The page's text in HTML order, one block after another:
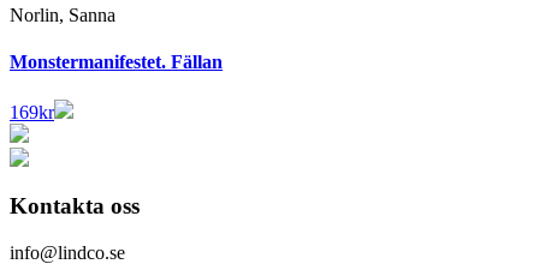
Norlin, Sanna
Monstermanifestet. Fällan
169kr
Kontakta oss
info@lindco.se